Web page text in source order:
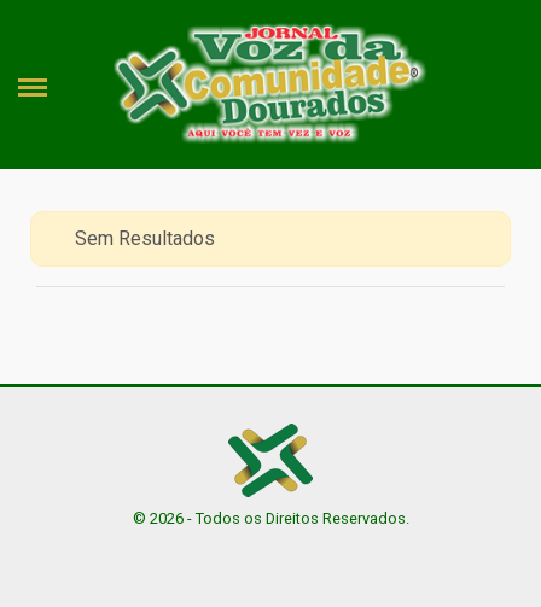
Sem Resultados
© 2026 - Todos os Direitos Reservados.